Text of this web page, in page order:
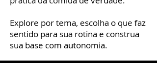
Explore por tema, escolha o que faz
sentido para sua rotina e construa
sua base com autonomia.